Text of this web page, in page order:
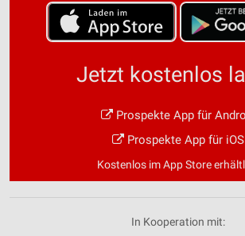
Jetzt kostenlos
Prospekte App für
Prospekte App für iOS
Kostenlos im App Store
In Kooperation mit: